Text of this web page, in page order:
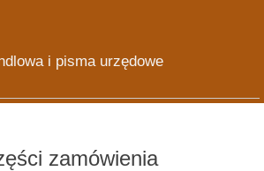
i pisma urzędowe
zamówienia